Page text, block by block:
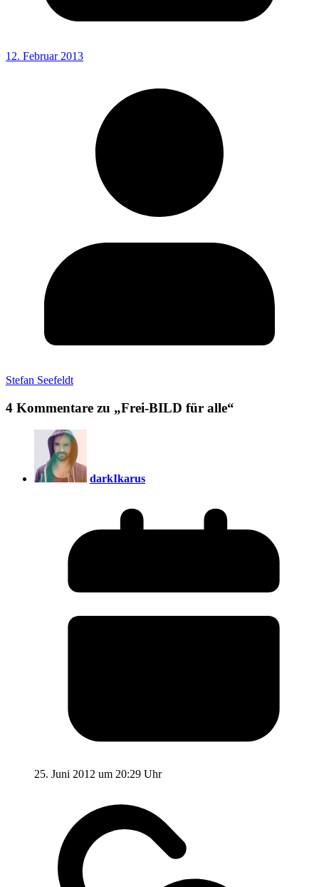
12. Februar 2013
Stefan Seefeldt
4 Kommentare zu „Frei-BILD für alle“
darkIkarus
25. Juni 2012 um 20:29 Uhr